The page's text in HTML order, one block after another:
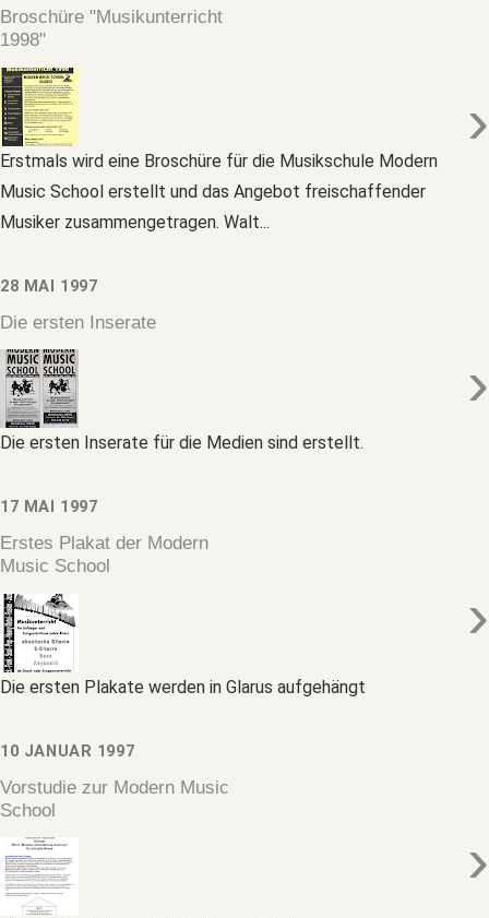
Broschüre "Musikunterricht
1998"
›
Erstmals wird eine Broschüre für die Musikschule Modern
Music School erstellt und das Angebot freischaffender
Musiker zusammengetragen. Walt...
28 MAI 1997
Die ersten Inserate
›
Die ersten Inserate für die Medien sind erstellt.
17 MAI 1997
Erstes Plakat der Modern
Music School
›
Die ersten Plakate werden in Glarus aufgehängt
10 JANUAR 1997
Vorstudie zur Modern Music
School
›